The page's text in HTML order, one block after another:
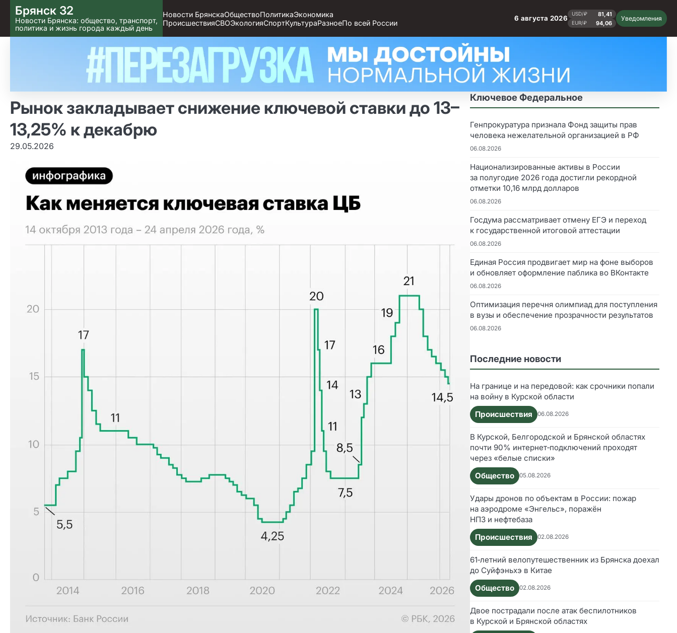
Skip
to content
Брянск 32
Новости Брянска: общество, транспорт,
политика и жизнь города каждый день
Новости БрянскаОбществоПолитикаЭкономика
ПроисшествияСВОЭкологияСпортКультураРазноеПо всей России
6 августа 2026
USD/₽ 81,41
EUR/₽ 94,06
Уведомления
Рынок закладывает снижение ключевой ставки до 13–
13,25% к декабрю
29.05.2026
Ключевое Федеральное
Генпрокуратура признала Фонд защиты прав
человека нежелательной организацией в РФ
06.08.2026
Национализированные активы в России
за полугодие 2026 года достигли рекордной
отметки 10,16 млрд долларов
06.08.2026
Госдума рассматривает отмену ЕГЭ и переход
к государственной итоговой аттестации
06.08.2026
Единая Россия продвигает мир на фоне выборов
и обновляет оформление паблика во ВКонтакте
06.08.2026
Оптимизация перечня олимпиад для поступления
в вузы и обеспечение прозрачности результатов
06.08.2026
Последние новости
На границе и на передовой: как срочники попали
на войну в Курской области
Происшествия
06.08.2026
В Курской, Белгородской и Брянской областях
почти 90% интернет‑подключений проходят
через «белые списки»
Общество
05.08.2026
Удары дронов по объектам в России: пожар
на аэродроме «Энгельс», поражён
НПЗ и нефтебаза
Происшествия
02.08.2026
61‑летний велопутешественник из Брянска доехал
до Суйфэньхэ в Китае
Общество
02.08.2026
Двое пострадали после атак беспилотников
в Курской и Брянской областях